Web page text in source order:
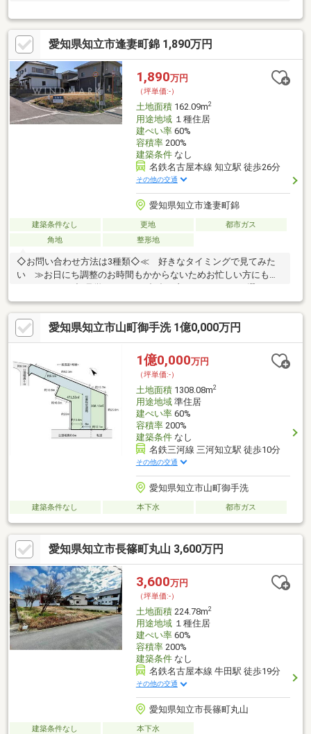
愛知県知立市逢妻町錦 1,890万円
1,890万円
（坪単価:-）
土地面積162.09m2
用途地域１種住居
建ぺい率60%
容積率200%
建築条件なし
名鉄名古屋本線 知立駅 徒歩26分
その他の交通
愛知県知立市逢妻町錦
建築条件なし 更地
都市ガス
角地
整形地
◇お問い合わせ方法は3種類◇≪ 好きなタイミングで見てみた
い ≫お日にち調整のお時間もかからないためお忙しい方にもピ
ッタリです♪下記見学日程からご都合の良いお日にちをお選びくだ
さい≪ まずは資料が欲しい ≫オレンジの「資料請求（無料）」ボ
タンをクリック！≪ 担当者と直接話したい ≫【通話無料】0120-
339-270スマホの方は青の「電話マーク」をクリック！担当：向
井 ～～～～～～～～～＊～～～ あなたに寄り添う、 WIND
MARKの不動産仲介 ～～～＊～～～～～～～～～
愛知県知立市山町御手洗 1億0,000万円
1億0,000万円
（坪単価:-）
土地面積1308.08m2
用途地域準住居
建ぺい率60%
容積率200%
建築条件なし
名鉄三河線 三河知立駅 徒歩10分
その他の交通
愛知県知立市山町御手洗
建築条件なし 本下水 都市ガス
愛知県知立市長篠町丸山 3,600万円
3,600万円
（坪単価:-）
土地面積224.78m2
用途地域１種住居
建ぺい率60%
容積率200%
建築条件なし
名鉄名古屋本線 牛田駅 徒歩19分
その他の交通
愛知県知立市長篠町丸山
建築条件なし 本下水